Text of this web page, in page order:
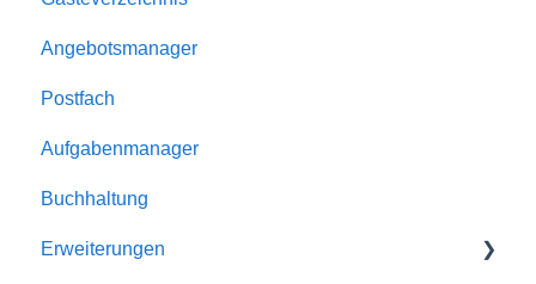
Unterkünfte
Homepage-Module
Rabatte
Schnittstellen
Reservierungen
Angebote
Angebotsmanager
Postfach
Aufgabenmanager
Buchhaltung
Erweiterungen